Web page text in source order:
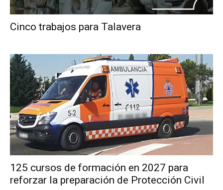
Cinco trabajos para Talavera
125 cursos de formación en 2027 para
reforzar la preparación de Protección Civil